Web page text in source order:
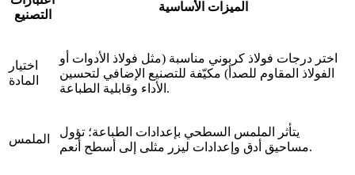
التصنيع
الميزات الأساسية
اختيار
المادة
اختر درجات فولاذ كربوني مناسبة (مثل فولاذ الأدوات أو
الفولاذ المقاوم للصدأ) مكيّفة للتصنيع الإضافي لتحسين
الأداء وقابلية الطباعة.
الملمس
يتأثر الملمس السطحي بإعدادات الطباعة؛ تؤول
مساحيق أدق وإعدادات ليزر مثلى إلى أسطح أنعم.